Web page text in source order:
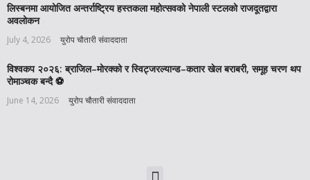
लिस्बनमा आयोजित अन्तर्राष्ट्रिय हस्तकला महोत्सवको नेपाली स्टलको राजदूतद्वारा
अवलोकन
July 4, 2026 युरोप चौतारी संवाददाता
विश्वकप २०२६: ब्राजिल–मोरक्को र स्विट्जरल्यान्ड–कतार खेल बराबरी, समूह चरण थप
रोमाञ्चक बन्दै ⚽️
June 14, 2026 युरोप चौतारी संवाददाता